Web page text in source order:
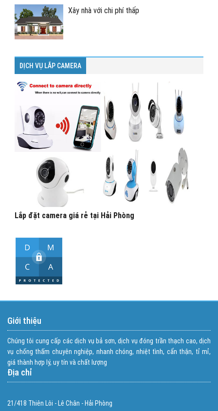
Xây nhà với chi phí thấp
DỊCH VỤ LẮP CAMERA
Lắp đặt camera giá rẻ tại Hải Phòng
Giới thiệu
Chúng tôi cung cấp các dịch vụ bả sơn, dịch vụ đóng trần thạch cao, dịch
vụ chống thấm chuyên nghiệp, nhanh chóng, nhiệt tình, cẩn thận, tỉ mỉ,
giá thành hợp lý, uy tín và chất lượng
Địa chỉ
21/418 Thiên Lôi - Lê Chân - Hải Phòng